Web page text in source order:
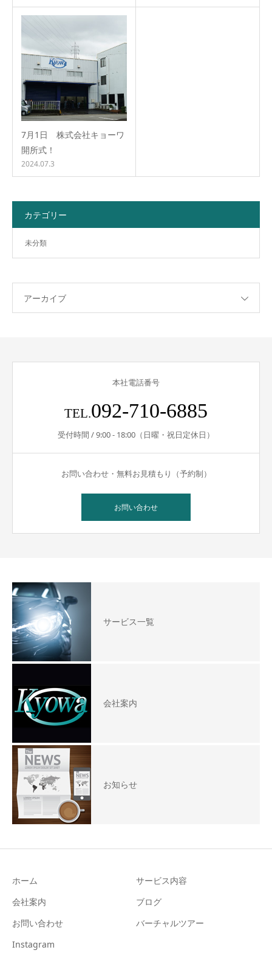
7月1日 株式会社キョーワ
開所式！
2024.07.3
カテゴリー
未分類
アーカイブ
本社電話番号
TEL.092-710-6885
受付時間 / 9:00 - 18:00（日曜・祝日定休日）
お問い合わせ・無料お見積もり（予約制）
お問い合わせ
サービス一覧
会社案内
お知らせ
ホーム
サービス内容
会社案内
ブログ
お問い合わせ
バーチャルツアー
Instagram